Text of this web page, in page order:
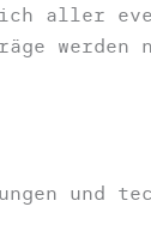
aller
und